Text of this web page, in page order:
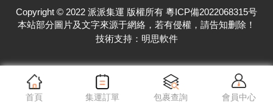
Copyright © 2022 派派集運 版權所有 粵ICP備2022068315号
本站部分圖片及文字來源于網絡，若有侵權，請告知删除！
技術支持： 明思軟件
首頁 集運訂單 包裹查詢 會員中心